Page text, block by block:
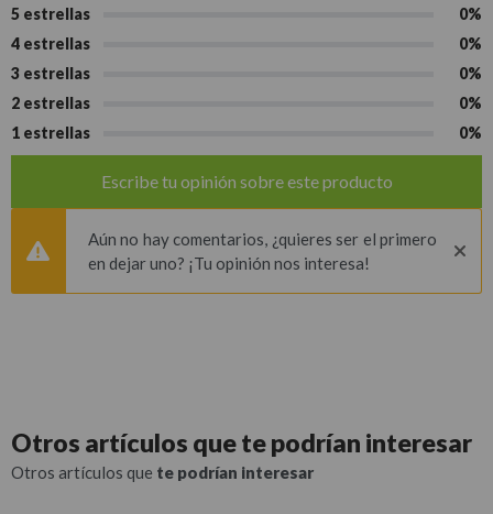
5 estrellas
0%
4 estrellas
0%
3 estrellas
0%
2 estrellas
0%
1 estrellas
0%
Escribe tu opinión sobre este producto
Aún no hay comentarios, ¿quieres ser el primero
en dejar uno? ¡Tu opinión nos interesa!
Otros artículos quete podrían interesar
Otros artículos que te podrían interesar